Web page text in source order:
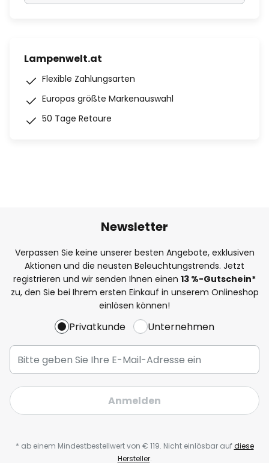
Lampenwelt.at
Flexible Zahlungsarten
Europas größte Markenauswahl
50 Tage Retoure
Newsletter
Verpassen Sie keine unserer besten Angebote, exklusiven
Aktionen und die neusten Beleuchtungstrends. Jetzt
registrieren und wir senden Ihnen einen 13 %-Gutschein*
zu, den Sie bei Ihrem ersten Einkauf in unserem Onlineshop
einlösen können!
Privatkunde Unternehmen
Anmelden
* ab einem Mindestbestellwert von € 119. Nicht einlösbar aufdiese
Hersteller.